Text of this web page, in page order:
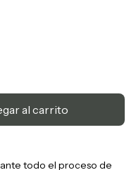
todo el proceso de